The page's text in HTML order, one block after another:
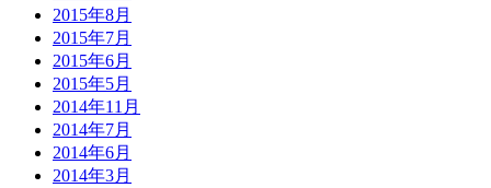
2015年8月
2015年7月
2015年6月
2015年5月
2014年11月
2014年7月
2014年6月
2014年3月